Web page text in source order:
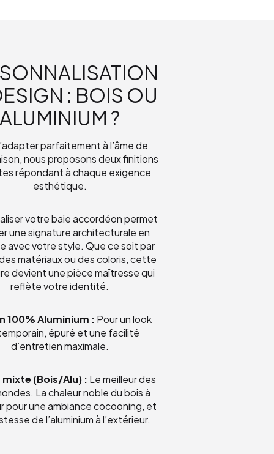
: BOIS OU
ALUMINIUM ?
parfaitement à l’âme de
nous proposons deux finitions
répondant à chaque exigence
esthétique.
votre baie accordéon permet
une signature architecturale en
avec votre style. Que ce soit par
matériaux ou des coloris, cette
devient une pièce maîtresse qui
reflète votre identité.
100% Aluminium : Pour un look
épuré et une facilité
d’entretien maximale.
mixte (Bois/Alu) : Le meilleur des
La chaleur noble du bois à
pour une ambiance cocooning, et
de l’aluminium à l’extérieur.